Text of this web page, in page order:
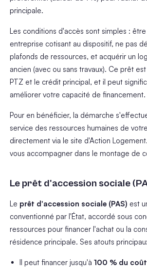
principale.
Les conditions d'accès sont simples :
entreprise cotisant au dispositif, ne pas
plafonds de ressources, et acquérir un
ancien (avec ou sans travaux). Ce prêt
PTZ et le crédit principal, et il peut
améliorer votre capacité de financement.
Pour en bénéficier, la démarche
service des ressources humaines de
directement via le site d'Action
vous accompagner dans le montage de
Le prêt d'accession sociale
Le prêt d'accession sociale (PAS) est
conventionné par l'État, accordé sous
ressources pour financer l'achat ou la
résidence principale. Ses atouts
Il peut financer jusqu'à 100 % du